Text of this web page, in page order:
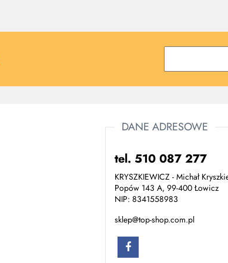
DANE ADRESOWE
tel. 510 087 277
KRYSZKIEWICZ - Michał
Popów 143 A, 99-400 Łowicz
NIP: 8341558983
sklep@top-shop.com.pl